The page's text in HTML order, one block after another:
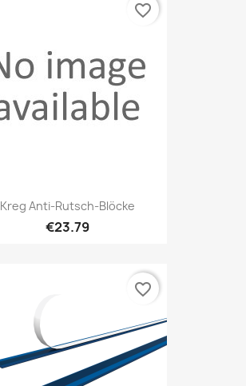
Kreg Anti-Rutsch-Blöcke
€23.79
favorite_border
favorite_border